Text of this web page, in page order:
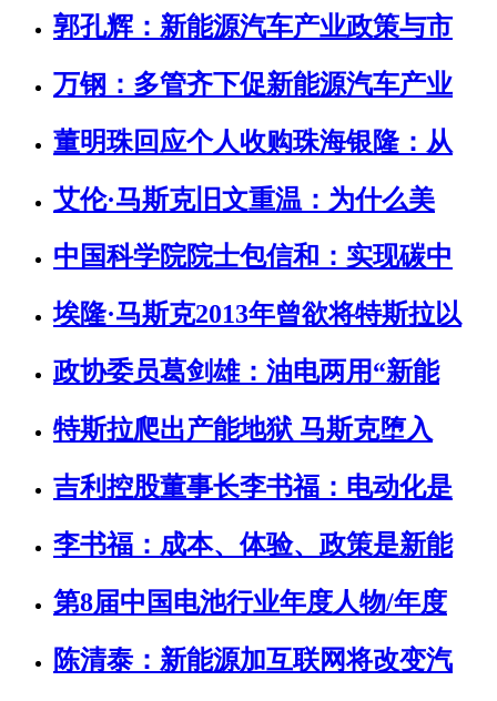
郭孔辉：新能源汽车产业政策与市
万钢：多管齐下促新能源汽车产业
董明珠回应个人收购珠海银隆：从
艾伦·马斯克旧文重温：为什么美
中国科学院院士包信和：实现碳中
埃隆·马斯克2013年曾欲将特斯拉以
政协委员葛剑雄：油电两用“新能
特斯拉爬出产能地狱 马斯克堕入
吉利控股董事长李书福：电动化是
李书福：成本、体验、政策是新能
第8届中国电池行业年度人物/年度
陈清泰：新能源加互联网将改变汽